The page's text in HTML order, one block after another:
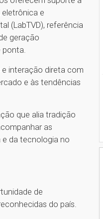
eletrônica e
(LabTVD), referência
geração
ponta.
e interação direta com
e às tendências
que alia tradição
as
da tecnologia no
de
do país.